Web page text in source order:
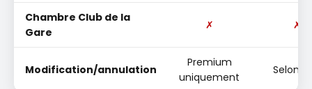
Chambre Club de la
Gare
✗ ✗
Modification/annulation
Premium
uniquement
Selon